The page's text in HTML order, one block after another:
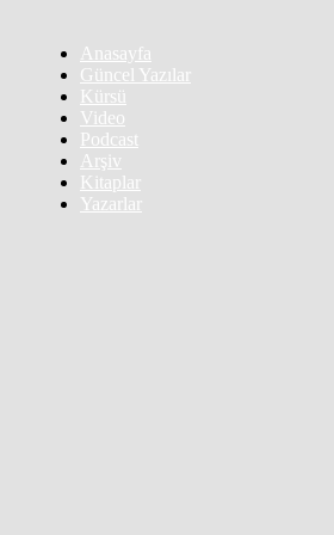
Anasayfa
Güncel Yazılar
Kürsü
Video
Podcast
Arşiv
Kitaplar
Yazarlar